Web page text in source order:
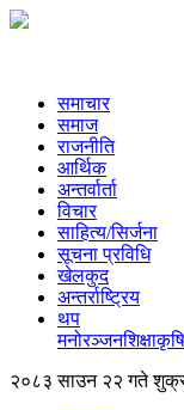
समाचार
समाज
राजनीति
आर्थिक
अन्तर्वार्ता
विचार
साहित्य/सिर्जना
सूचना प्रविधि
खेलकुद
अन्तर्राष्ट्रिय
थप
मनोरञ्‍जनशिक्षाकृषि
२०८३ साउन २२ गते